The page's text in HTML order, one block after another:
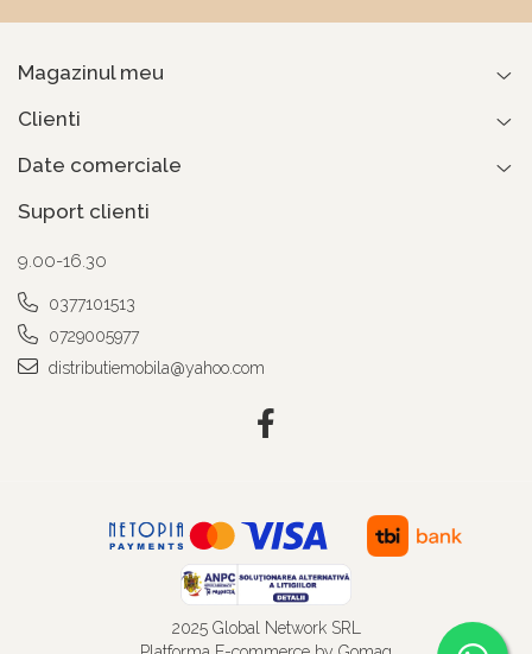
Magazinul meu
Clienti
Date comerciale
Suport clienti
9.00-16.30
0377101513
0729005977
distributiemobila@yahoo.com
2025 Global Network SRL